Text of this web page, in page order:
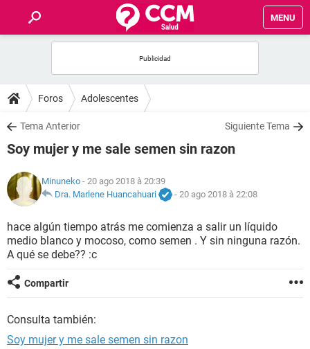
MENU
FORUMS
SALUD
FAMILIA
NUTRICIÓN
BIENESTAR
Foros Adolescentes
Tema Anterior Siguiente Tema
Soy mujer y me sale semen sin razon
Minuneko - 20 ago 2018 à 20:39
Dra. Marlene Huancahuari
- 20 ago 2018 à 22:08
hace algún tiempo atrás me comienza a salir un líquido
medio blanco y mocoso, como semen . Y sin ninguna razón.
A qué se debe?? :c
Compartir
Consulta también:
Soy mujer y me sale semen sin razon